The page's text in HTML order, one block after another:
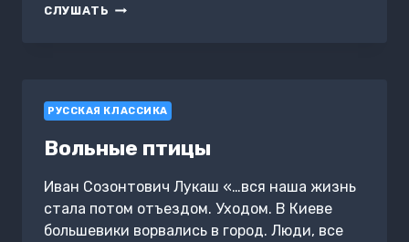
СЛУШАТЬ ЦАРЕВИЧ
РУССКАЯ КЛАССИКА
Вольные птицы
Иван Созонтович Лукаш «…вся наша жизнь
стала потом отъездом. Уходом. В Киеве
большевики ворвались в город. Люди, все